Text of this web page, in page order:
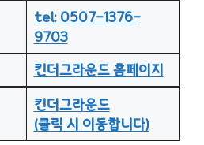
tel: 0507-1376-
9703
킨더그라운드 홈페이지
킨더그라운드
(클릭 시 이동합니다)